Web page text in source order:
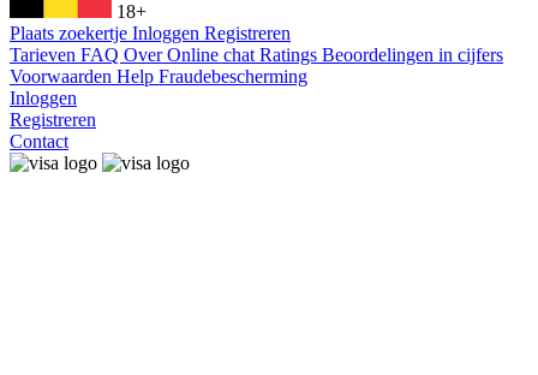
18+
Plaats zoekertje Inloggen Registreren
Tarieven FAQ OverOnline chat Ratings Beoordelingen in cijfers
Voorwaarden Help Fraudebescherming
Inloggen
Registreren
Contact